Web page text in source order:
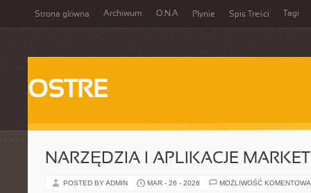
Strona główna Archiwum O.N.A Płynie Spis Treści Tagi
OSTRE
NARZĘDZIA I APLIKACJE
POSTED BY ADMIN MAR - 26 - 2026 MOŻLIWOŚĆ